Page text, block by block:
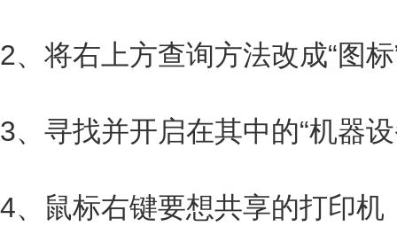
2、将右上方查询方法改成“图标
3、寻找并开启在其中的“机器
4、鼠标右键要想共享的打印机